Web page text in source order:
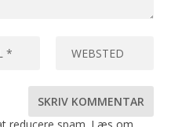
reducere spam. Læs om